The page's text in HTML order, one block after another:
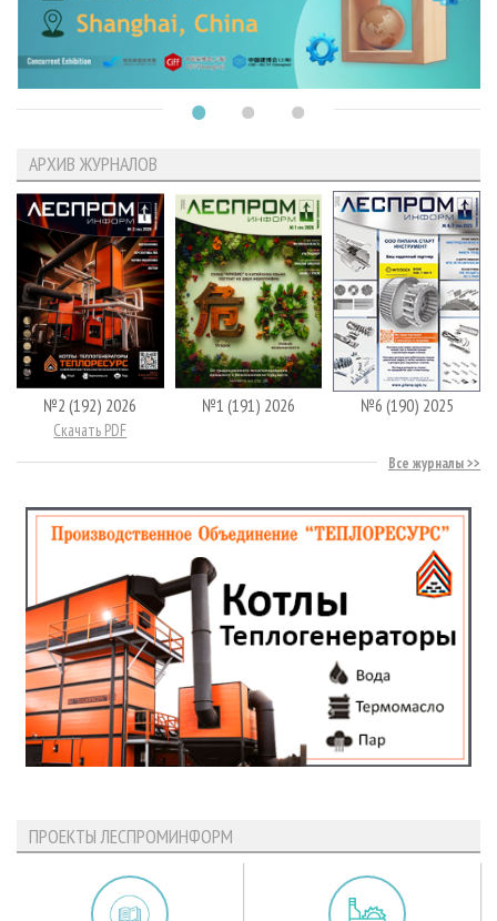
АРХИВ ЖУРНАЛОВ
№2 (192) 2026
Скачать PDF
№1 (191) 2026 №6 (190) 2025
Все журналы
ПРОЕКТЫ ЛЕСПРОМИНФОРМ